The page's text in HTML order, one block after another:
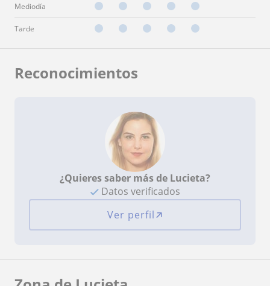
Mediodía
Tarde
Reconocimientos
¿Quieres saber más de Lucieta?
Datos verificados
Ver perfil